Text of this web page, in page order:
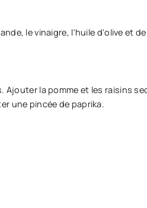
le vinaigre, l'huile d'olive et
Ajouter la pomme et les raisins
une pincée de paprika.